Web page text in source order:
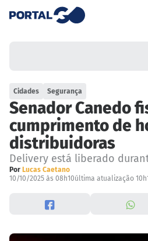
Cidades Segurança
Senador Canedo
cumprimento de
distribuidoras
Delivery está liberado
Por Lucas Caetano
10/10/2025 às 08h10última atualização